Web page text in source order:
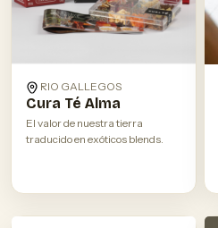
RIO GALLEGOS
Cura Té Alma
El valor de nuestra tierra
traducido en exóticos blends.